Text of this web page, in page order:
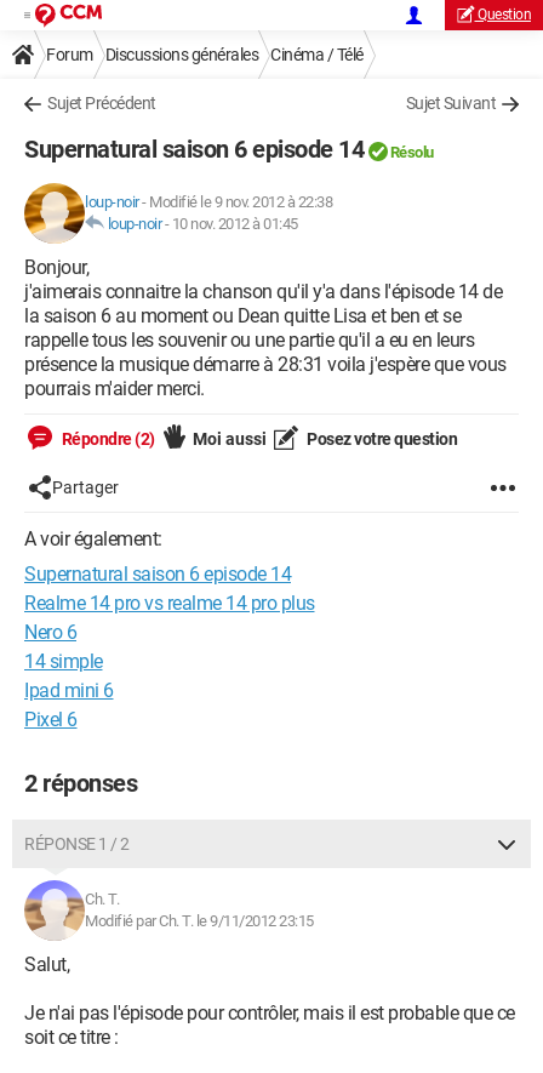
Question
Forum Discussions générales Cinéma / Télé
Sujet Précédent Sujet Suivant
Supernatural saison 6 episode 14 Résolu
loup-noir- Modifié le 9 nov. 2012 à 22:38
loup-noir- 10 nov. 2012 à 01:45
Bonjour,
j'aimerais connaitre la chanson qu'il y'a dans l'épisode 14 de
la saison 6 au moment ou Dean quitte Lisa et ben et se
rappelle tous les souvenir ou une partie qu'il a eu en leurs
présence la musique démarre à 28:31 voila j'espère que vous
pourrais m'aider merci.
Répondre (2) Moi aussi Posez votre question
Partager
A voir également:
Supernatural saison 6 episode 14
Realme 14 pro vs realme 14 pro plus
Nero 6
14 simple
Ipad mini 6
Pixel 6
2 réponses
RÉPONSE 1 / 2
Ch. T.
Modifié par Ch. T. le 9/11/2012 23:15
Salut,
Je n'ai pas l'épisode pour contrôler, mais il est probable que ce
soit ce titre :